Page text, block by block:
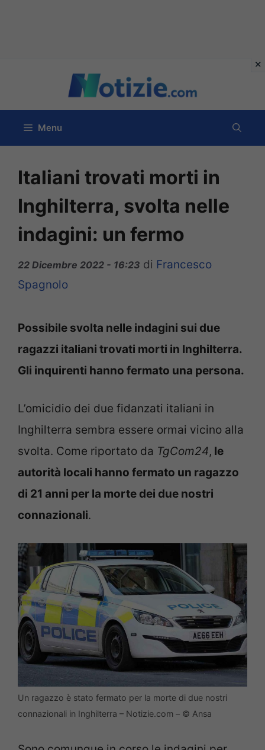
contenuto
Menu
Italiani trovati morti in
Inghilterra, svolta nelle
indagini: un fermo
22 Dicembre 2022 - 16:23 di Francesco
Spagnolo
Possibile svolta nelle indagini sui due
ragazzi italiani trovati morti in Inghilterra.
Gli inquirenti hanno fermato una persona.
L’omicidio dei due fidanzati italiani in
Inghilterra sembra essere ormai vicino alla
svolta. Come riportato da TgCom24, le
autorità locali hanno fermato un ragazzo
di 21 anni per la morte dei due nostri
connazionali.
Un ragazzo è stato fermato per la morte di due nostri
connazionali in Inghilterra – Notizie.com – © Ansa